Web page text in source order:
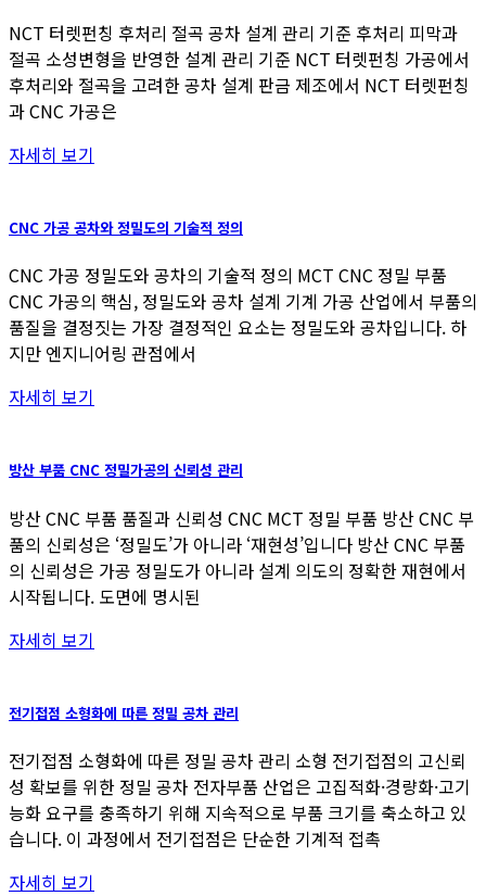
NCT 터렛펀칭 후처리 절곡 공차 설계 관리 기준 후처리 피막과
절곡 소성변형을 반영한 설계 관리 기준 NCT 터렛펀칭 가공에서
후처리와 절곡을 고려한 공차 설계 판금 제조에서 NCT 터렛펀칭
과 CNC 가공은
자세히 보기
CNC 가공 공차와 정밀도의 기술적 정의
CNC 가공 정밀도와 공차의 기술적 정의 MCT CNC 정밀 부품
CNC 가공의 핵심, 정밀도와 공차 설계 기계 가공 산업에서 부품의
품질을 결정짓는 가장 결정적인 요소는 정밀도와 공차입니다. 하
지만 엔지니어링 관점에서
자세히 보기
방산 부품 CNC 정밀가공의 신뢰성 관리
방산 CNC 부품 품질과 신뢰성 CNC MCT 정밀 부품 방산 CNC 부
품의 신뢰성은 ‘정밀도’가 아니라 ‘재현성’입니다 방산 CNC 부품
의 신뢰성은 가공 정밀도가 아니라 설계 의도의 정확한 재현에서
시작됩니다. 도면에 명시된
자세히 보기
전기접점 소형화에 따른 정밀 공차 관리​
전기접점 소형화에 따른 정밀 공차 관리 소형 전기접점의 고신뢰
성 확보를 위한 정밀 공차 전자부품 산업은 고집적화·경량화·고기
능화 요구를 충족하기 위해 지속적으로 부품 크기를 축소하고 있
습니다. 이 과정에서 전기접점은 단순한 기계적 접촉
자세히 보기